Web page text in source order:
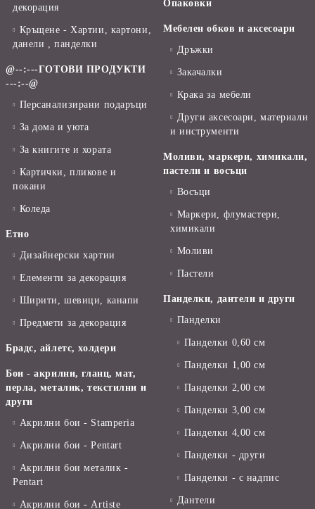
декорация
Кръщене - Хартии, картони,
данели , панделки
@--:---ГОТОВИ ПРОДУКТИ
---:--@
Персанализирани подаръци
За дома и уюта
За книгите и хората
Картички, пликове и
покани
Коледа
Етно
Дизайнерски хартии
Елементи за декорация
Ширити, шевици, канапи
Предмети за декорация
Брадс, айлетс, холдери
Бои - акрилни, гланц, мат,
перла, металик, текстилни и
други
Акрилни бои - Stamperia
Акрилни бои - Pentart
Акрилни бои металик -
Pentart
Акрилни бои - Artiste
Опаковки
Мебелен обков и аксесоари
Дръжки
Закачалки
Крака за мебели
Други аксесоари, материали
и инструменти
Моливи, маркери, химикали,
пастели и восъци
Восъци
Маркери, флумастери,
химикали
Моливи
Пастели
Панделки, дантели и други
Панделки
Панделки 0,60 см
Панделки 1,00 см
Панделки 2,00 см
Панделки 3,00 см
Панделки 4,00 см
Панделки - други
Панделки - с надпис
Дантели